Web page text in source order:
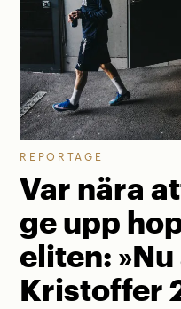
REPORTAGE
Var nära
ge upp
eliten:
Kristoffer